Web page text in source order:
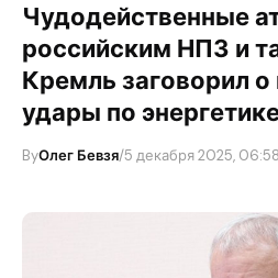
Чудодейственные
российским НПЗ и
Кремль заговорил
удары по
ByОлег Бевзя/5 декабря 2025, 06:58